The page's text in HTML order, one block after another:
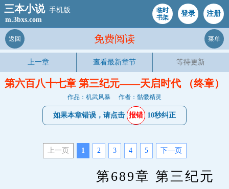
三本小说 手机版
m.3bxs.com
临时
书架
登录 注册
免费阅读
返回 菜单
上一章 查看最新章节 等待更新
第六百八十七章 第三纪元——天启时代 （终章）
作品：机武风暴 作者：骷髅精灵
如果本章错误，请点击 报错 10秒纠正
上一页 1 2 3 4 5 下—页